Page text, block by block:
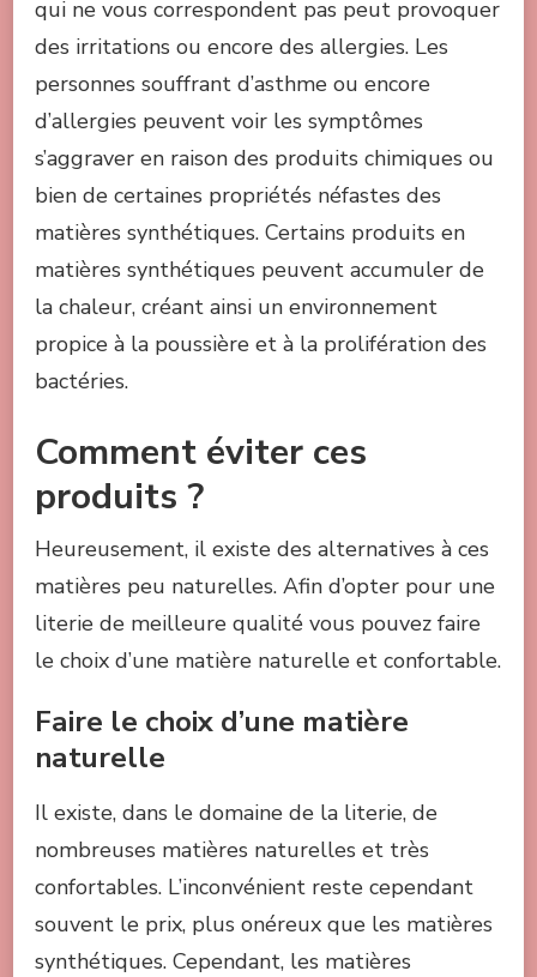
qui ne vous correspondent pas peut provoquer
des irritations ou encore des allergies. Les
personnes souffrant d’asthme ou encore
d’allergies peuvent voir les symptômes
s’aggraver en raison des produits chimiques ou
bien de certaines propriétés néfastes des
matières synthétiques. Certains produits en
matières synthétiques peuvent accumuler de
la chaleur, créant ainsi un environnement
propice à la poussière et à la prolifération des
bactéries.
Comment éviter ces
produits ?
Heureusement, il existe des alternatives à ces
matières peu naturelles. Afin d’opter pour une
literie de meilleure qualité vous pouvez faire
le choix d’une matière naturelle et confortable.
Faire le choix d’une matière
naturelle
Il existe, dans le domaine de la literie, de
nombreuses matières naturelles et très
confortables. L’inconvénient reste cependant
souvent le prix, plus onéreux que les matières
synthétiques. Cependant, les matières